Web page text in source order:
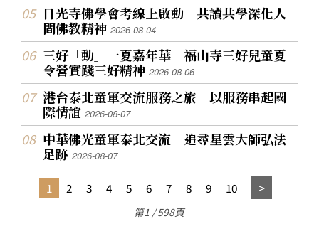
日光寺佛學會考線上啟動 共讀共學深化人
間佛教精神2026-08-04
三好「動」一夏嘉年華 福山寺三好兒童夏
令營實踐三好精神2026-08-06
港台泰北童軍交流服務之旅 以服務串起國
際情誼2026-08-07
中華佛光童軍泰北交流 追尋星雲大師弘法
足跡2026-08-07
1 2 3 4 5 6 7 8 9 10
第1 / 598頁